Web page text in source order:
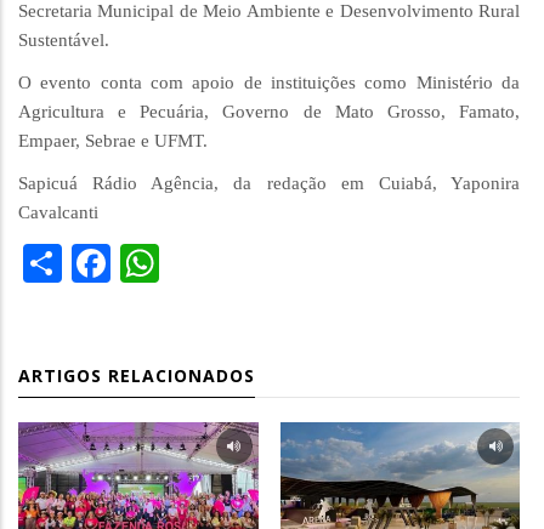
Secretaria Municipal de Meio Ambiente e Desenvolvimento Rural
Sustentável.
O evento conta com apoio de instituições como Ministério da
Agricultura e Pecuária, Governo de Mato Grosso, Famato,
Empaer, Sebrae e UFMT.
Sapicuá Rádio Agência, da redação em Cuiabá, Yaponira
Cavalcanti
ShareFacebook
ARTIGOS RELACIONADOS